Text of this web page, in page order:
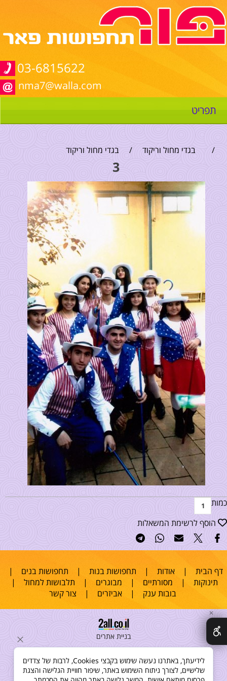
03-6815622
nma7@walla.com
תפריט
/ בגדי מחול וריקוד / בגדי מחול וריקוד
3
כמות
הוסף לרשימת המשאלות
דף הבית |אודות | תחפושות בנות | תחפושות בנים |
תינוקות | מסורתיים | מבוגרים | תלבושות למחול |
בובות ענק |אביזרים | צור קשר
בניית אתרים
✕
לידיעתך, באתרנו נעשה שימוש בקבצי Cookies, לרבות של צדדים
שלישיים, לצורך ניתוח השימוש באתר, שיפור חוויית הגלישה והצגת